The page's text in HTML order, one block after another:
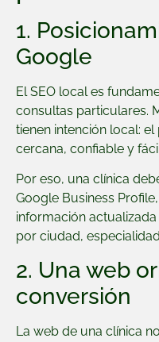
1.
Google
El SEO local es
consultas particulares.
tienen intención local:
cercana, confiable y
Por eso, una clínica
Google Business
información
por ciudad,
2. Una web
conversión
La web de una clínica